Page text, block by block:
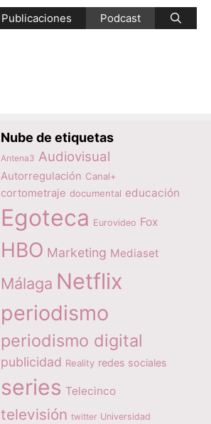
Publicaciones Podcast
Nube de etiquetas
Antena3 Audiovisual
Autorregulación Canal+
cortometraje documental educación
Egoteca Eurovideo Fox
HBO Marketing Mediaset
Málaga Netflix
periodismo
periodismo digital
publicidad Reality redes sociales
series Telecinco
televisión twitter Universidad